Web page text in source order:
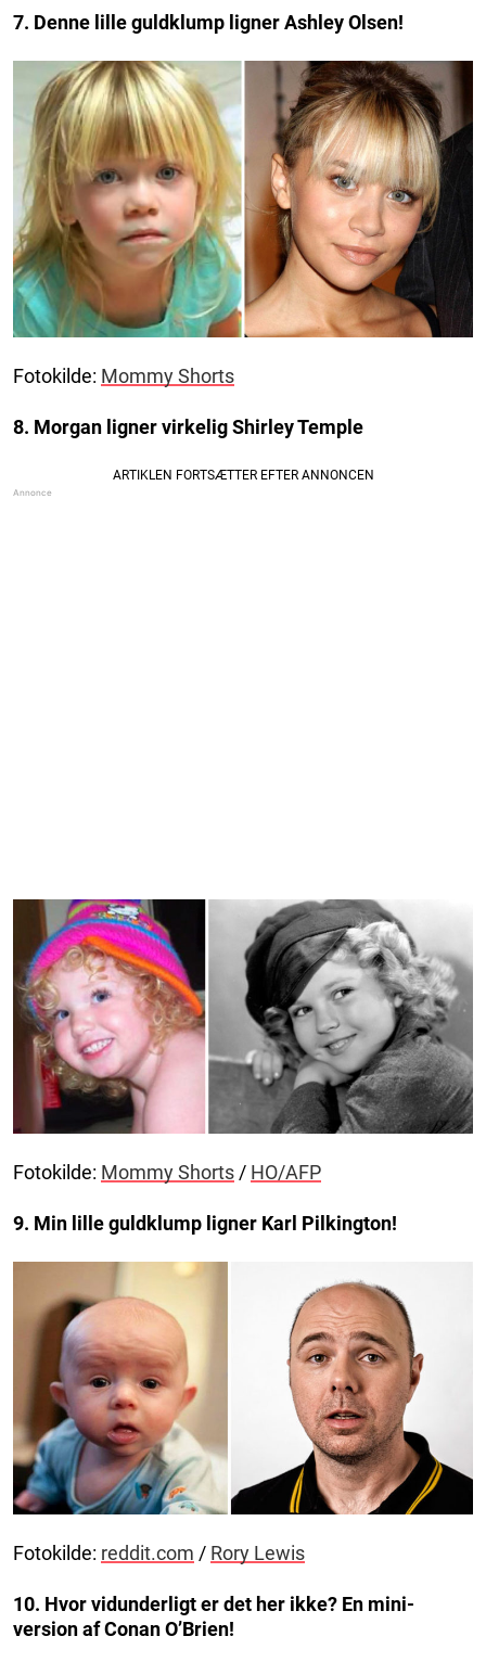
7. Denne lille guldklump ligner Ashley Olsen!
Fotokilde: Mommy Shorts
8. Morgan ligner virkelig Shirley Temple
Fotokilde: Mommy Shorts/ HO/AFP
9. Min lille guldklump ligner Karl Pilkington!
Fotokilde: reddit.com / Rory Lewis
10. Hvor vidunderligt er det her ikke? En mini-
version af Conan O’Brien!